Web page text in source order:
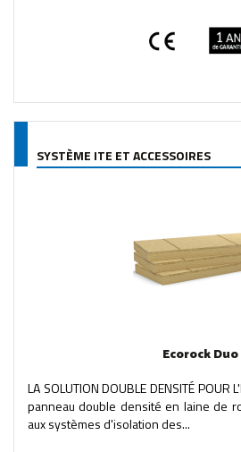
SYSTÈME ITE ET ACCESSOIRES
Ecorock Duo
LA SOLUTION DOUBLE DENSITÉ POUR
panneau double densité en laine de
aux systèmes d'isolation des...